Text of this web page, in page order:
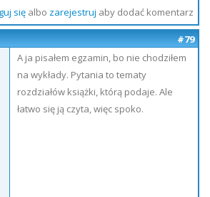
sięalbo zarejestruj aby dodać komentarz
#79
A ja pisałem egzamin, bo nie chodziłem
na wykłady. Pytania to tematy
rozdziałów książki, którą podaje. Ale
łatwo się ją czyta, więc spoko.